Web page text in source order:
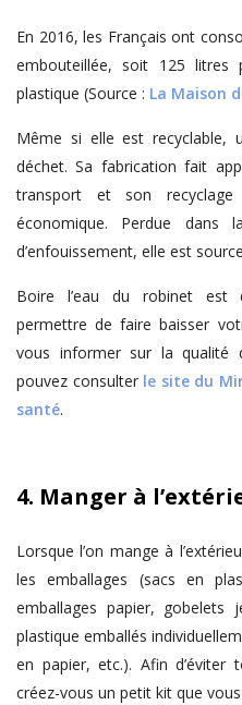
En 2016, les Français ont
embouteillée, soit 125 litres
plastique (Source : La Maison
Même si elle est recyclable,
déchet. Sa fabrication fait
transport et son
économique. Perdue
d’enfouissement, elle est
Boire l’eau du robinet est
permettre de faire baisser
vous informer sur la qualité
pouvez consulter le site du
santé.
4. Manger à
Lorsque l’on mange à
les emballages (sacs en
emballages papier, gobelets
plastique emballés
en papier, etc.). Afin d’éviter
créez-vous un petit kit que